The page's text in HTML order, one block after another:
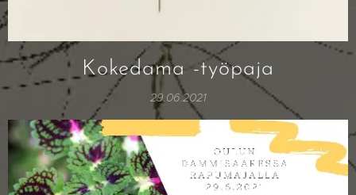
Kokedama -työpaja
29.06.2021